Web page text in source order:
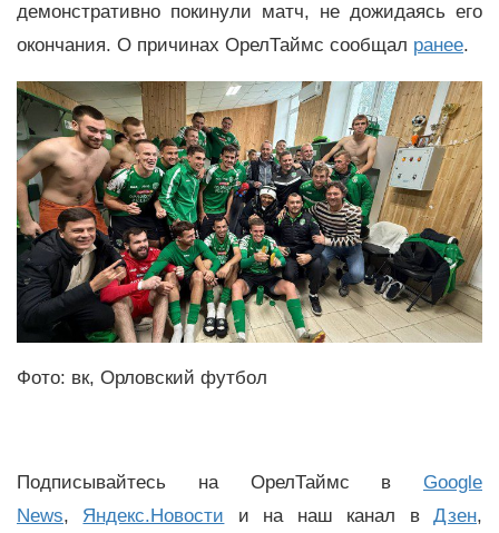
демонстративно покинули матч, не дожидаясь его
окончания. О причинах ОрелТаймс сообщал ранее.
Фото: вк, Орловский футбол
Подписывайтесь на ОрелТаймс в Google
News, Яндекс.Новости и на наш канал вДзен,